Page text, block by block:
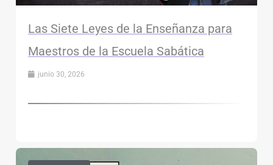
Las Siete Leyes de la Enseñanza para
Maestros de la Escuela Sabática
junio 30, 2026